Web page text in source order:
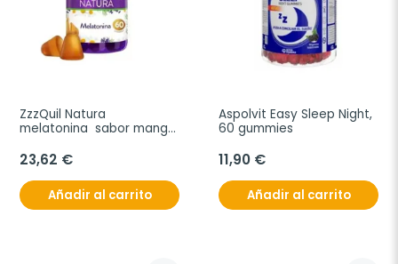
ZzzQuil Natura
melatonina  sabor mango
23,62 €
Añadir al carrito
Aspolvit Easy Sleep Night,
60 gummies
11,90 €
Añadir al carrito